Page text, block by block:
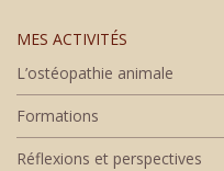
MES ACTIVITÉS
L’ostéopathie animale
Formations
Réflexions et perspectives